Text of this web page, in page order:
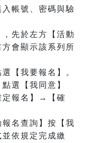
帳號、密碼與驗
先於左方【活動
會顯示該系列所
【我要報名】。
選【我同意】
報名】→【確
名查詢】按【我
依規定完成繳